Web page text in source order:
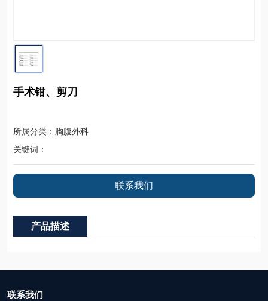
手术钳、剪刀
所属分类：胸腹外科
关键词：
联系我们
产品描述
联系我们